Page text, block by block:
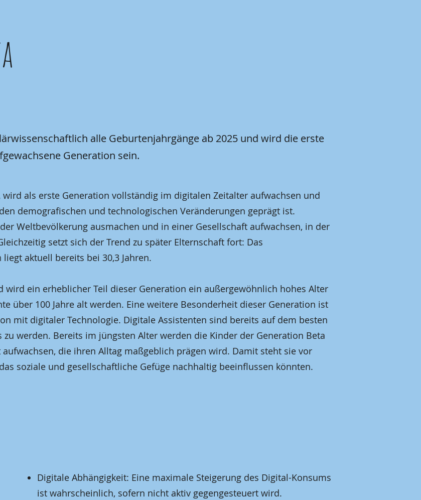
alle Geburtenjahrgänge ab 2025 und wird die erste
Generation sein.
wird als erste Generation vollständig im digitalen Zeitalter aufwachsen und
demografischen und technologischen Veränderungen geprägt ist.
Weltbevölkerung ausmachen und in einer Gesellschaft aufwachsen, in der
setzt sich der Trend zu später Elternschaft fort: Das
aktuell bereits bei 30,3 Jahren.
wird ein erheblicher Teil dieser Generation ein außergewöhnlich hohes Alter
über 100 Jahre alt werden. Eine weitere Besonderheit dieser Generation ist
mit digitaler Technologie. Digitale Assistenten sind bereits auf dem besten
werden. Bereits im jüngsten Alter werden die Kinder der Generation Beta
die ihren Alltag maßgeblich prägen wird. Damit steht sie vor
soziale und gesellschaftliche Gefüge nachhaltig beeinflussen könnten.
Digitale Abhängigkeit: Eine maximale Steigerung des Digital-Konsums
ist wahrscheinlich, sofern nicht aktiv gegengesteuert wird.